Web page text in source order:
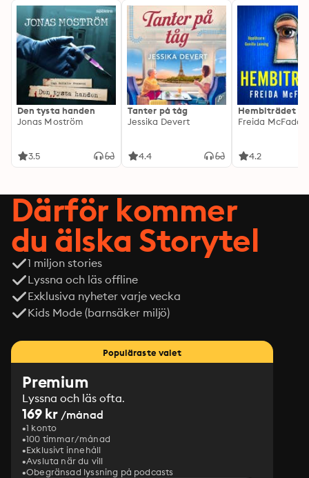
Den tysta handen
Jonas Moström
3.5
Tanter på tåg
Jessika Devert
4.4
Hembiträdet
Freida
4.2
Därför kommer
du älska Storytel
1 miljon stories
Lyssna och läs offline
Exklusiva nyheter varje vecka
Kids Mode (barnsäker miljö)
Populäraste valet
Premium
Lyssna och läs ofta.
169 kr /månad
1 konto
100 timmar/månad
Exklusivt innehåll
Avsluta när du vill
Obegränsad lyssning på podcasts